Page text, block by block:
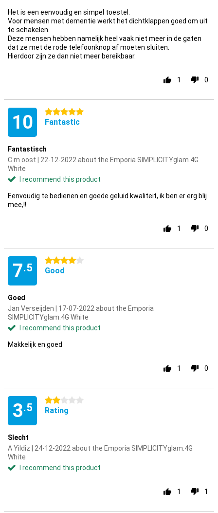
Het is een eenvoudig en simpel toestel.
Voor mensen met dementie werkt het dichtklappen goed om uit
te schakelen.
Deze mensen hebben namelijk heel vaak niet meer in de gaten
dat ze met de rode telefoonknop af moeten sluiten.
Hierdoor zijn ze dan niet meer bereikbaar.
1 0
10 5 stars
Fantastic
Fantastisch
C m oost | 22-12-2022 about the Emporia SIMPLICITYglam.4G
White
I recommend this product
Eenvoudig te bedienen en goede geluid kwaliteit, ik ben er erg blij
mee,!!
1 0
7.5
4 stars
Good
Goed
Jan Verseijden | 17-07-2022 about the Emporia
SIMPLICITYglam.4G White
I recommend this product
Makkelijk en goed
1 0
3.5
2 stars
Rating
Slecht
A Yildiz | 24-12-2022 about the Emporia SIMPLICITYglam.4G
White
I recommend this product
1 1